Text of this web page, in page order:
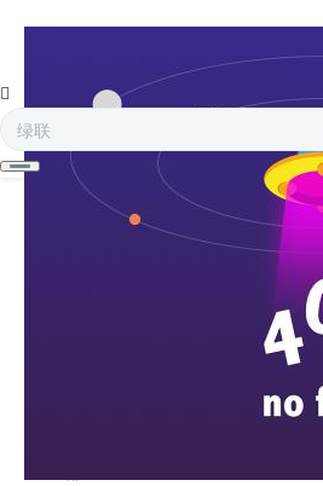
全部
蓝牙耳机
手机周边
智能充电
苹果周边